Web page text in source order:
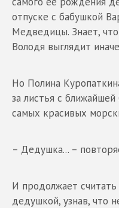
отпуске с бабушкой
Медведицы. Знает,
Володя выглядит
Но Полина
за листья с
самых красивых
– Дедушка... –
И продолжает
дедушкой, узнав, что